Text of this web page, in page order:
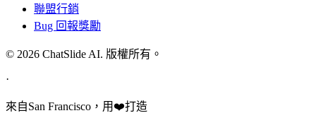
聯盟行銷
Bug 回報獎勵
© 2026 ChatSlide AI. 版權所有。
·
來自San Francisco，用❤️打造